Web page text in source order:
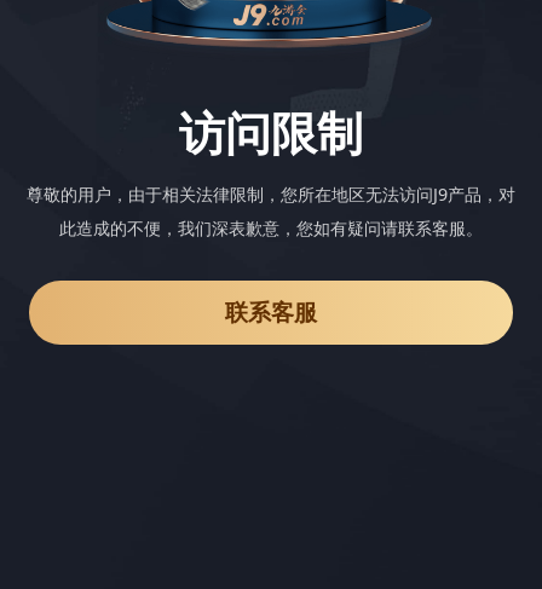
访问限制
尊敬的用户，由于相关法律限制，您所在地区无法访问J9产品，对
此造成的不便，我们深表歉意，您如有疑问请联系客服。
联系客服